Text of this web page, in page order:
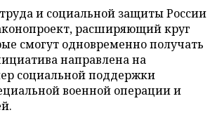
и социальной защиты России
расширяющий круг
смогут одновременно получать
направлена на
социальной поддержки
военной операции и